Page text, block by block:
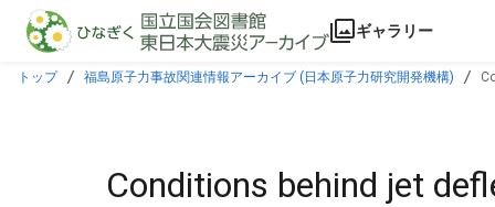
本文に飛ぶ
ギャラリー
トップ 福島原子力事故関連情報アーカイブ (日本原子力研究開発機構)
Conditions behind jet